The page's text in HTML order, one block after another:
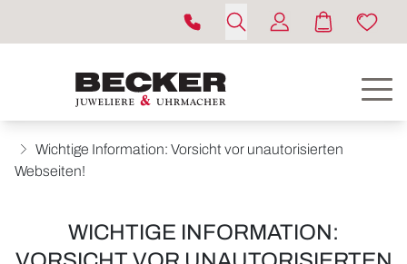
Wichtige Information: Vorsicht vor unautorisierten
Webseiten!
WICHTIGE INFORMATION: